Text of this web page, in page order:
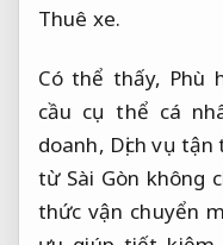
Thuê xe.
Có thể thấy, Phù
cầu cụ thể cá
doanh, Dịch vụ tận
từ Sài Gòn không
thức vận chuyển